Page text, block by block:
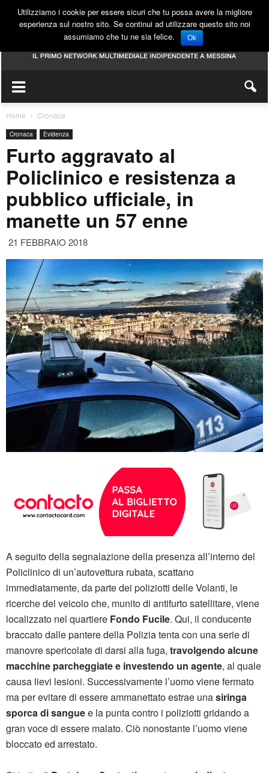
Home Cronaca
Cronaca Evidenza
Furto aggravato al
Policlinico e resistenza a
pubblico ufficiale, in
manette un 57 enne
21 FEBBRAIO 2018
A seguito della segnalazione della presenza all’interno del
Policlinico di un’autovettura rubata, scattano
immediatamente, da parte dei poliziotti delle Volanti, le
ricerche del veicolo che, munito di antifurto satellitare, viene
localizzato nel quartiere Fondo Fucile. Qui, il conducente
braccato dalle pantere della Polizia tenta con una serie di
manovre spericolate di darsi alla fuga, travolgendo alcune
macchine parcheggiate e investendo un agente, al quale
causa lievi lesioni. Successivamente l’uomo viene fermato
ma per evitare di essere ammanettato estrae unasiringa
sporca di sanguee la punta contro i poliziotti gridando a
gran voce di essere malato. Ciò nonostante l’uomo viene
bloccato ed arrestato.
Utilizziamo i cookie per essere sicuri che tu possa avere la migliore
esperienza sul nostro sito. Se continui ad utilizzare questo sito noi
assumiamo che tu ne sia felice.
Ok